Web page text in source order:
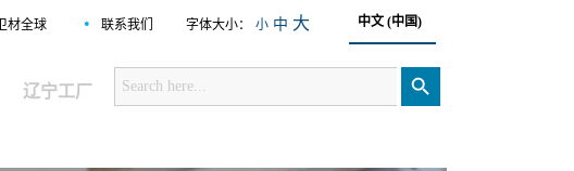
中文 (中国)
字体大小： 小 中 大
卫材全球 • 联系我们
辽宁工厂
for:
搜索按钮